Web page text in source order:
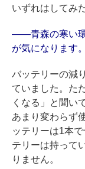
いずれはしてみ
——青森の寒い環
が気になります。
バッテリーの減
ていました。た
くなる」と聞い
あまり変わらず
ッテリーは1本
テリーは持って
りません。